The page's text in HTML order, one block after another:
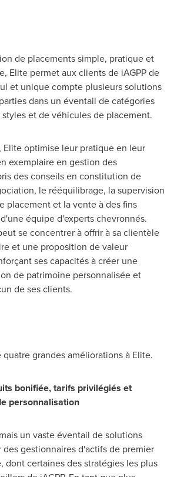
de placements simple, pratique et
Elite permet aux clients de iAGPP de
et unique compte plusieurs solutions
dans un éventail de catégories
et de véhicules de placement.
Elite optimise leur pratique en leur
exemplaire en gestion des
des conseils en constitution de
le rééquilibrage, la supervision
placement et la vente à des fins
équipe d'experts chevronnés.
se concentrer à offrir à sa clientèle
et une proposition de valeur
ses capacités à créer une
de patrimoine personnalisée et
de ses clients.
grandes améliorations à Elite.
bonifiée, tarifs privilégiés et
personnalisation
un vaste éventail de solutions
des gestionnaires d'actifs de premier
dont certaines des stratégies les plus